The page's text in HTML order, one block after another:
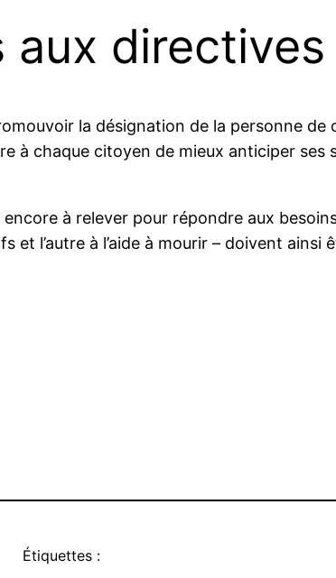
aux
la désignation de la personne
à chaque citoyen de mieux anticiper ses
à relever pour répondre aux
et l’autre à l’aide à mourir – doivent
Étiquettes :